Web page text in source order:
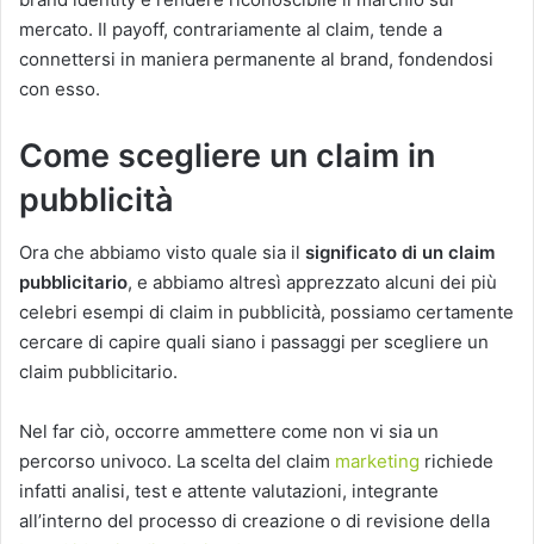
mercato. Il payoff, contrariamente al claim, tende a
connettersi in maniera permanente al brand, fondendosi
con esso.
Come scegliere un claim in
pubblicità
Ora che abbiamo visto quale sia il significato di un claim
pubblicitario, e abbiamo altresì apprezzato alcuni dei più
celebri esempi di claim in pubblicità, possiamo certamente
cercare di capire quali siano i passaggi per scegliere un
claim pubblicitario.
Nel far ciò, occorre ammettere come non vi sia un
percorso univoco. La scelta del claim marketing richiede
infatti analisi, test e attente valutazioni, integrante
all’interno del processo di creazione o di revisione della